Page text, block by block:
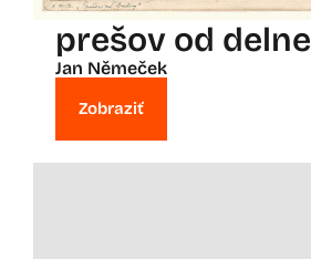
prešov od delne
Jan Němeček
Zobraziť